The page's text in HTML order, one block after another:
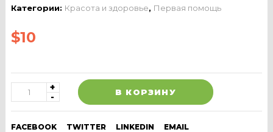
Категории: Красота и здоровье, Первая помощь
$10
В КОРЗИНУ
FACEBOOK TWITTER LINKEDIN EMAIL